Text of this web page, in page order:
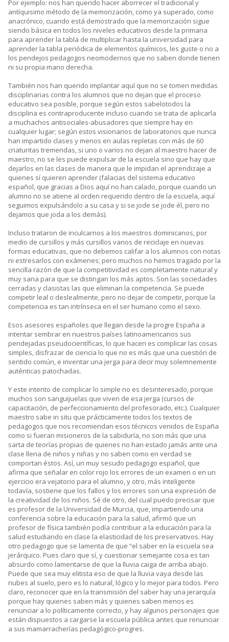
Por ejemplo: nos han querido hacer aborrecer el tradicional y
antíquisimo método de la memorización, como ya superado, como
anacrónico, cuando está demostrado que la memorización sigue
siendo básica en todos los niveles educativos desde la primaria
para aprender la tabla de multiplicar hasta la universidad para
aprender la tabla periódica de elementos químicos, les guste o no a
los pendejos pedagogos neomodernos que no saben donde tienen
ni su propia mano derecha.
También nos han querido implantar aquí que no se tomen medidas
disciplinarias contra los alumnos que no dejan que el proceso
educativo sea posible, porque según estos sabelotodos la
disciplina es contraproducente incluso cuando se trata de aplicarla
a muchachos antisociales-abusadores que siempre hay en
cualquier lugar; según estos visionarios de laboratorios que nunca
han impartido clases y menos en aulas repletas con más de 60
criaturitas tremendas, si uno o varios no dejan al maestro hacer de
maestro, no se les puede expulsar de la escuela sino que hay que
dejarlos en las clases de manera que le impidan el aprendizaje a
quienes sí quieren aprender (falacias del sistema educativo
español, que gracias a Dios aquí no han calado, porque cuando un
alumno no se atiene al orden requerido dentro de la escuela, aquí
seguimos expulsándolo a su casa y si se jode se jode él, pero no
dejamos que joda a los demás).
Incluso trataron de inculcarnos a los maestros dominicanos, por
medio de cursillos y más cursillos vanos de reciclaje en nuevas
formas educativas, que no debemos califar a los alumnos con notas
ni estresarlos con exámenes; pero muchos no hemos tragado por la
sencilla razón de que la competitividad es completamente natural y
muy sana para que se distingan los más aptos. Son las sociedades
cerradas y clasistas las que eliminan la competencia. Se puede
competir leal o deslealmente, pero no dejar de competir, porque la
competencia es tan intrínseca en el ser humano como el sexo.
Esos asesores españoles que llegan desde la progre España a
intentar sembrar en nuestros países latinoamericanos sus
pendejadas pseudocientíficas, lo que hacen es complicar las cosas
simples, disfrazar de ciencia lo que no es más que una cuestión de
sentido común, e inventar una jerga para decir muy solemnemente
auténticas patochadas.
Y este intento de complicar lo simple no es desinteresado, porque
muchos son sanguijuelas que viven de esa jerga (cursos de
capacitación, de perfeccionamiento del profesorado, etc.). Cualquier
maestro sabe in situ que prácticamente todos los textos de
pedagogos que nos recomiendan esos técnicos venidos de España
como si fueran misioneros de la sabiduría, no son más que una
sarta de teorías propias de quienes no han estado jamás ante una
clase llena de niños y niñas y no saben como en verdad se
comportan éstos. Así, un muy sesudo pedagogo español, que
afirma que señalar en color rojo los errores de un examen o en un
ejercicio era vejatorio para el alumno, y otro, más inteligente
todavía, sostiene que los fallos y los errores son una expresión de
la creatividad de los niños. Sé de otro, del cual puedo precisar que
es profesor de la Universidad de Murcia, que, impartiendo una
conferencia sobre la educación para la salud, afirmó que un
profesor de física también podía contribuir a la educación para la
salud estudiando en clase la elasticidad de los preservativos. Hay
otro pedagogo que se lamenta de que “el saber en la escuela sea
jerárquico. Pues claro que sí, y cuestionar semejante cosa es tan
absurdo como lamentarse de que la lluvia caiga de arriba abajo.
Puede que sea muy elitista eso de que la lluvia vaya desde las
nubes al suelo, pero es lo natural, lógico y lo mejor para todos. Pero
claro, reconocer que en la transmisión del saber hay una jerarquía
porque hay quienes saben más y quienes saben menos es
renunciar a lo políticamente correcto, y hay algunos personajes que
están dispuestos a cargarse la escuela pública antes que renunciar
a sus mamarracherías pedagógico-progres.